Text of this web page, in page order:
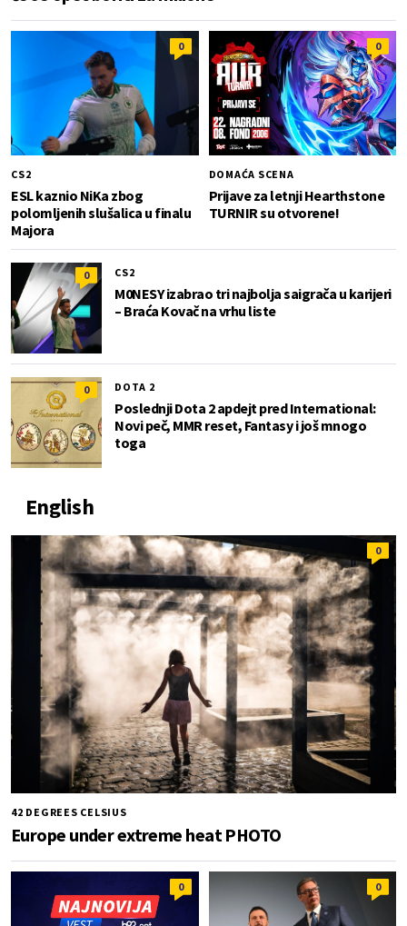
0
CS2
ESL kaznio NiKa zbog
polomljenih slušalica u finalu
Majora
0
DOMAĆA SCENA
Prijave za letnji Hearthstone
TURNIR su otvorene!
0 CS2
M0NESY izabrao tri najbolja saigrača u karijeri
– Braća Kovač na vrhu liste
0 DOTA 2
Poslednji Dota 2 apdejt pred International:
Novi peč, MMR reset, Fantasy i još mnogo
toga
English
0
42 DEGREES CELSIUS
Europe under extreme heat PHOTO
0 0